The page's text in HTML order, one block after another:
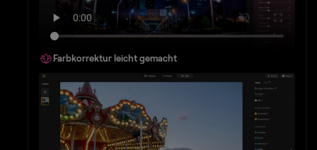
Farbkorrektur leicht gemacht